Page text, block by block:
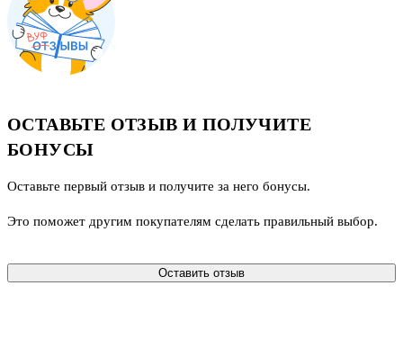
ОСТАВЬТЕ ОТЗЫВ И ПОЛУЧИТЕ
БОНУСЫ
Оставьте первый отзыв и получите за него бонусы.
Это поможет другим покупателям сделать правильный выбор.
Оставить отзыв